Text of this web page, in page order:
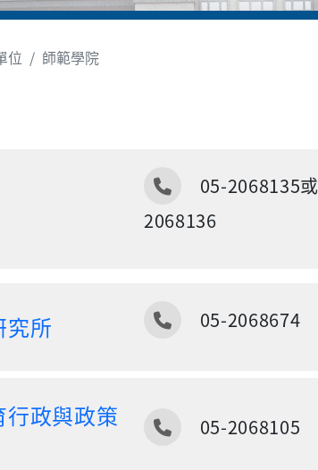
位 師範學院
電話
05-2068135或
2068136
究所 電話
05-2068674
政與政策
電話
05-2068105